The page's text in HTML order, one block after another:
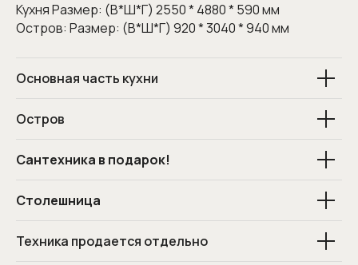
Кухня Размер: (В*Ш*Г) 2550 * 4880 * 590 мм
Остров: Размер: (В*Ш*Г) 920 * 3040 * 940 мм
Основная часть кухни
Остров
Сантехника в подарок!
Столешница
Техника продается отдельно